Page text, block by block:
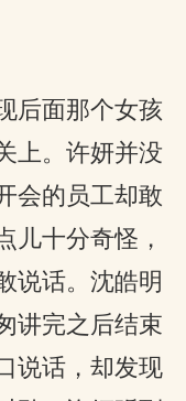
后面那个女孩
上。许妍并没
会的员工却敢
儿十分奇怪，
说话。沈皓明
讲完之后结束
说话，却发现